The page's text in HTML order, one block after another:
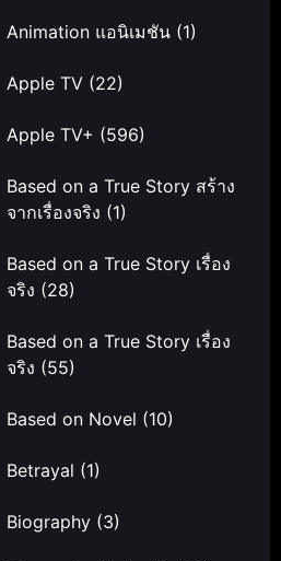
Animation แอนิเมชัน (1)
Apple TV (22)
Apple TV+ (596)
Based on a True Story สร้าง
จากเรื่องจริง (1)
Based on a True Story เรื่อง
จริง (28)
Based on a True Story เรื่อง
จริง (55)
Based on Novel (10)
Betrayal (1)
Biography (3)